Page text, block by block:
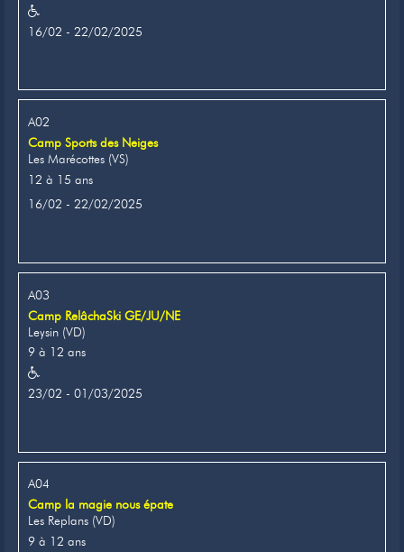
16/02 - 22/02/2025
A02
Camp Sports des Neiges
Les Marécottes (VS)
12 à 15 ans
16/02 - 22/02/2025
A03
Camp RelâchaSki GE/JU/NE
Leysin (VD)
9 à 12 ans
23/02 - 01/03/2025
A04
Camp la magie nous épate
Les Replans (VD)
9 à 12 ans